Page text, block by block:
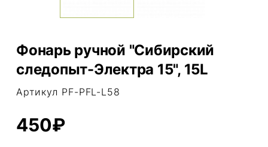
Фонарь ручной "Сибирский
следопыт-Электра 15", 15L
Артикул PF-PFL-L58
450₽